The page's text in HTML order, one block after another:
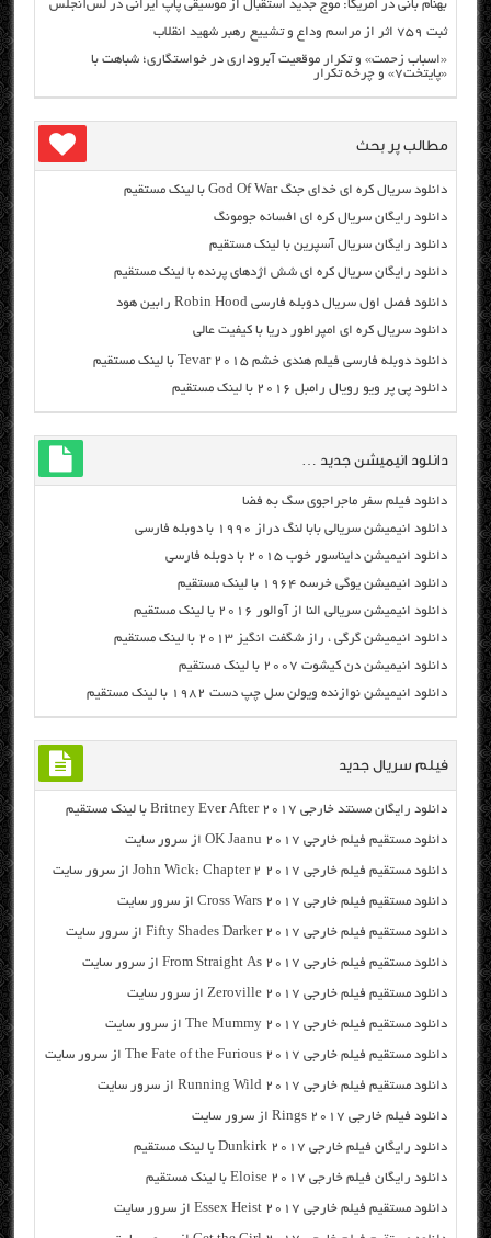
بهنام بانی در آمریکا: موج جدید استقبال از موسیقی پاپ ایرانی در لس‌آنجلس
ثبت ۷۵۹ اثر از مراسم وداع و تشییع رهبر شهید انقلاب
«اسباب زحمت» و تکرار موقعیت آبروداری در خواستگاری؛ شباهت با
«پایتخت۷» و چرخه تکرار
مطالب پر بحث
دانلود سریال کره ای خدای جنگ God Of War با لینک مستقیم
دانلود رایگان سریال کره ای افسانه جومونگ
دانلود رایگان سریال آسپرین با لینک مستقیم
دانلود رایگان سریال کره ای شش اژدهای پرنده با لینک مستقیم
دانلود فصل اول سریال دوبله فارسی Robin Hood رابین هود
دانلود سریال کره ای امپراطور دریا با کیفیت عالی
دانلود دوبله فارسی فیلم هندی خشم Tevar ۲۰۱۵ با لینک مستقیم
دانلود پی پر ویو رویال رامبل ۲۰۱۶ با لینک مستقیم
دانلود انیمیشن جدید …
دانلود فیلم سفر ماجراجوی سگ به فضا
دانلود انیمیشن سریالی بابا لنگ دراز ۱۹۹۰ با دوبله فارسی
دانلود انیمیشن دایناسور خوب ۲۰۱۵ با دوبله فارسی
دانلود انیمیشن یوگی خرسه ۱۹۶۴ با لینک مستقیم
دانلود انیمیشن سریالی النا از آوالور ۲۰۱۶ با لینک مستقیم
دانلود انیمیشن گرگی ، راز شگفت انگیز ۲۰۱۳ با لینک مستقیم
دانلود انیمیشن دن کیشوت ۲۰۰۷ با لینک مستقیم
دانلود انیمیشن نوازنده ویولن سل چپ دست ۱۹۸۲ با لینک مستقیم
فیلم سریال جدید
دانلود رایگان مسنتد خارجی Britney Ever After 2017 با لینک مستقیم
دانلود مستقیم فیلم خارجی OK Jaanu 2017 از سرور سایت
دانلود مستقیم فیلم خارجی John Wick: Chapter 2 2017 از سرور سایت
دانلود مستقیم فیلم خارجی Cross Wars 2017 از سرور سایت
دانلود مستقیم فیلم خارجی Fifty Shades Darker 2017 از سرور سایت
دانلود مستقیم فیلم خارجی From Straight As 2017 از سرور سایت
دانلود مستقیم فیلم خارجی Zeroville 2017 از سرور سایت
دانلود مستقیم فیلم خارجی The Mummy 2017 از سرور سایت
دانلود مستقیم فیلم خارجی The Fate of the Furious 2017 از سرور سایت
دانلود مستقیم فیلم خارجی Running Wild 2017 از سرور سایت
دانلود فیلم خارجی Rings 2017 از سرور سایت
دانلود رایگان فیلم خارجی Dunkirk 2017 با لینک مستقیم
دانلود رایگان فیلم خارجی Eloise 2017 با لینک مستقیم
دانلود مستقیم فیلم خارجی Essex Heist 2017 از سرور سایت